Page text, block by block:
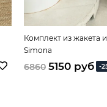
Комплект из жакета
Simona
6860 5150 руб -